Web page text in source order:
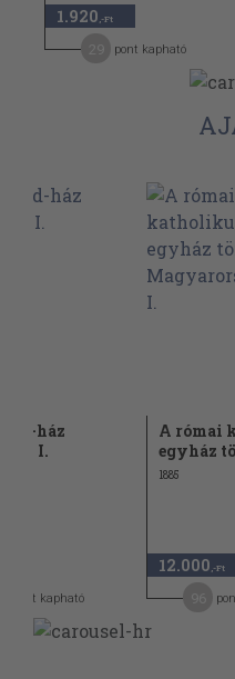
1.920 ,-Ft
pont kapható
ház
I.
pont kapható
A római
egyház
1885
12.000 ,-Ft